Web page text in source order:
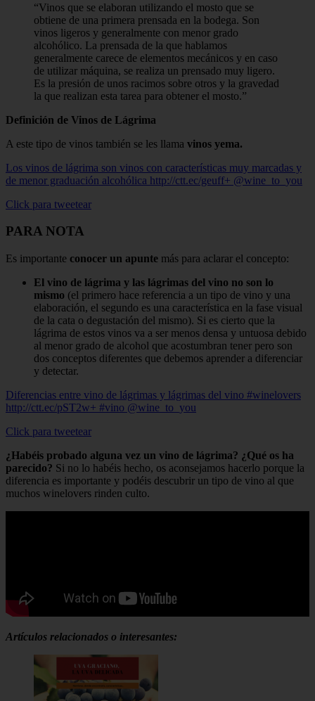
Vinos que se elaboran utilizando el mosto que se
obtiene de una primera prensada en la bodega. Son
vinos ligeros y generalmente con menor grado
alcohólico. La prensada de la que hablamos
generalmente carece de elementos mecánicos y en caso
de utilizar máquina, se realiza un prensado muy ligero.
Es la presión de unos racimos sobre otros y la gravedad
la que realizan esta tarea para obtener el mosto.
Definición de Vinos de Lágrima
A este tipo de vinos también se les llama vinos yema.
Los vinos de lágrima son vinos con características muy marcadas y
de menor graduación alcohólica http://ctt.ec/geuff+ @wine_to_you
Click para tweetear
PARA NOTA
Es importante conocer un apunte más para aclarar el concepto:
El vino de lágrima y las lágrimas del vino no son lo
mismo (el primero hace referencia a un tipo de vino y una
elaboración, el segundo es una característica en la fase visual
de la cata o degustación del mismo). Si es cierto que la
lágrima de estos vinos va a ser menos densa y untuosa debido
al menor grado de alcohol que acostumbran tener pero son
dos conceptos diferentes que debemos aprender a diferenciar
y detectar.
Diferencias entre vino de lágrimas y lágrimas del vino #winelovers
http://ctt.ec/pST2w+ #vino @wine_to_you
Click para tweetear
¿Habéis probado alguna vez un vino de lágrima? ¿Qué os ha
parecido? Si no lo habéis hecho, os aconsejamos hacerlo porque la
diferencia es importante y podéis descubrir un tipo de vino al que
muchos winelovers rinden culto.
Artículos relacionados o interesantes: